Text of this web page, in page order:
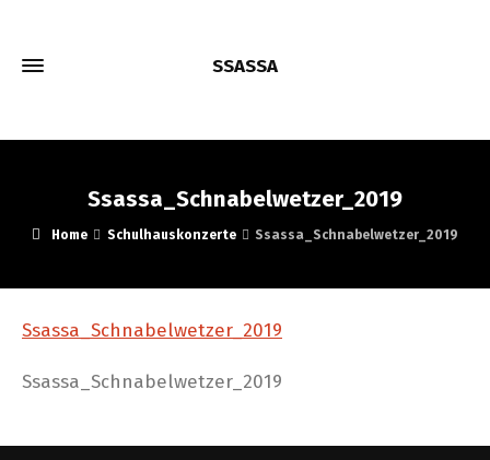
SSASSA
Ssassa_Schnabelwetzer_2019
Home Schulhauskonzerte Ssassa_Schnabelwetzer_2019
Ssassa_Schnabelwetzer_2019
Ssassa_Schnabelwetzer_2019